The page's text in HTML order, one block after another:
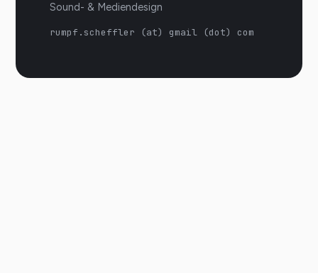
Sound- & Mediendesign
rumpf.scheffler (at) gmail (dot) com